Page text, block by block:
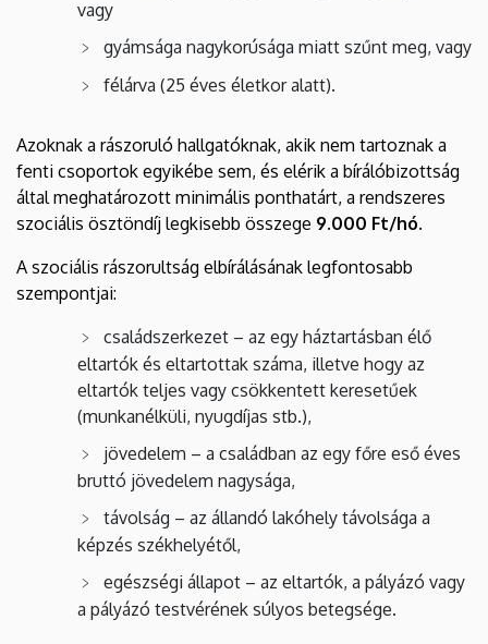
vagy
gyámsága nagykorúsága miatt szűnt meg, vagy
félárva (25 éves életkor alatt).
Azoknak a rászoruló hallgatóknak, akik nem tartoznak a
fenti csoportok egyikébe sem, és elérik a bírálóbizottság
által meghatározott minimális ponthatárt, a rendszeres
szociális ösztöndíj legkisebb összege 9.000 Ft/hó.
A szociális rászorultság elbírálásának legfontosabb
szempontjai:
családszerkezet – az egy háztartásban élő
eltartók és eltartottak száma, illetve hogy az
eltartók teljes vagy csökkentett keresetűek
(munkanélküli, nyugdíjas stb.),
jövedelem – a családban az egy főre eső éves
bruttó jövedelem nagysága,
távolság – az állandó lakóhely távolsága a
képzés székhelyétől,
egészségi állapot – az eltartók, a pályázó vagy
a pályázó testvérének súlyos betegsége.